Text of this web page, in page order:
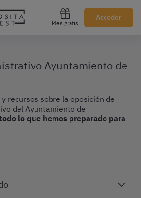
Mes gratis
Acceder
Regístrate gratis
Ayuntamiento de
recursos sobre la oposición de
del Ayuntamiento de
lo que hemos preparado para